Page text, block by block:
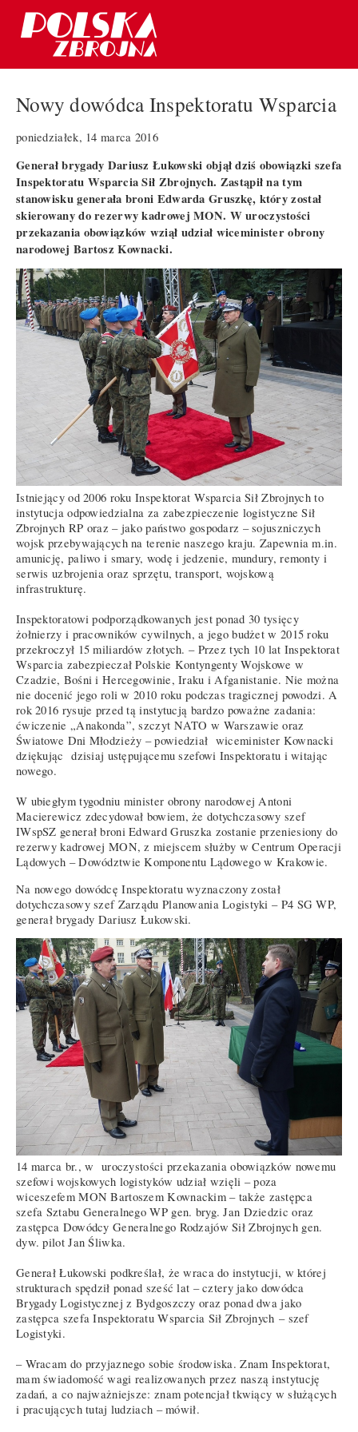
Nowy dowódca Inspektoratu Wsparcia
poniedziałek, 14 marca 2016
Generał brygady Dariusz Łukowski objął dziś obowiązki szefa
Inspektoratu Wsparcia Sił Zbrojnych. Zastąpił na tym
stanowisku generała broni Edwarda Gruszkę, który został
skierowany do rezerwy kadrowej MON. W uroczystości
przekazania obowiązków wziął udział wiceminister obrony
narodowej Bartosz Kownacki.
Istniejący od 2006 roku Inspektorat Wsparcia Sił Zbrojnych to
instytucja odpowiedzialna za zabezpieczenie logistyczne Sił
Zbrojnych RP oraz – jako państwo gospodarz – sojuszniczych
wojsk przebywających na terenie naszego kraju. Zapewnia m.in.
amunicję, paliwo i smary, wodę i jedzenie, mundury, remonty i
serwis uzbrojenia oraz sprzętu, transport, wojskową
infrastrukturę.
Inspektoratowi podporządkowanych jest ponad 30 tysięcy
żołnierzy i pracowników cywilnych, a jego budżet w 2015 roku
przekroczył 15 miliardów złotych. – Przez tych 10 lat Inspektorat
Wsparcia zabezpieczał Polskie Kontyngenty Wojskowe w
Czadzie, Bośni i Hercegowinie, Iraku i Afganistanie. Nie można
nie docenić jego roli w 2010 roku podczas tragicznej powodzi. A
rok 2016 rysuje przed tą instytucją bardzo poważne zadania:
ćwiczenie „Anakonda”, szczyt NATO w Warszawie oraz
Światowe Dni Młodzieży – powiedział wiceminister Kownacki
dziękując dzisiaj ustępującemu szefowi Inspektoratu i witając
nowego.
W ubiegłym tygodniu minister obrony narodowej Antoni
Macierewicz zdecydował bowiem, że dotychczasowy szef
IWspSZ generał broni Edward Gruszka zostanie przeniesiony do
rezerwy kadrowej MON, z miejscem służby w Centrum Operacji
Lądowych – Dowództwie Komponentu Lądowego w Krakowie.
Na nowego dowódcę Inspektoratu wyznaczony został
dotychczasowy szef Zarządu Planowania Logistyki – P4 SG WP,
generał brygady Dariusz Łukowski.
14 marca br., w uroczystości przekazania obowiązków nowemu
szefowi wojskowych logistyków udział wzięli – poza
wiceszefem MON Bartoszem Kownackim – także zastępca
szefa Sztabu Generalnego WP gen. bryg. Jan Dziedzic oraz
zastępca Dowódcy Generalnego Rodzajów Sił Zbrojnych gen.
dyw. pilot Jan Śliwka.
Generał Łukowski podkreślał, że wraca do instytucji, w której
strukturach spędził ponad sześć lat – cztery jako dowódca
Brygady Logistycznej z Bydgoszczy oraz ponad dwa jako
zastępca szefa Inspektoratu Wsparcia Sił Zbrojnych – szef
Logistyki.
– Wracam do przyjaznego sobie środowiska. Znam Inspektorat,
mam świadomość wagi realizowanych przez naszą instytucję
zadań, a co najważniejsze: znam potencjał tkwiący w służących
i pracujących tutaj ludziach – mówił.